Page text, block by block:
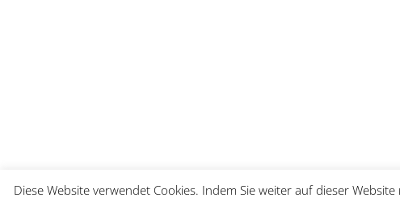
Diese Website verwendet Cookies. Indem Sie weiter auf dieser